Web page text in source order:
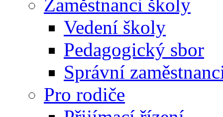
Zaměstnanci školy
Vedení školy
Pedagogický sbor
Správní
Pro rodiče